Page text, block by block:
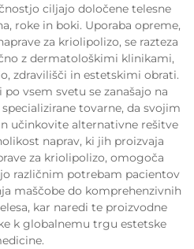
ciljajo določene telesne
roke in boki. Uporaba opreme,
za kriolipolizo, se razteza
z dermatološkimi klinikami,
zdravilišči in estetskimi obrati.
vsem svetu se zanašajo na
tovarne, da svojim
učinkovite alternativne rešitve
naprav, ki jih proizvaja
za kriolipolizo, omogoča
različnim potrebam pacientov
maščobe do komprehenzivnih
kar naredi te proizvodne
k globalnemu trgu estetske